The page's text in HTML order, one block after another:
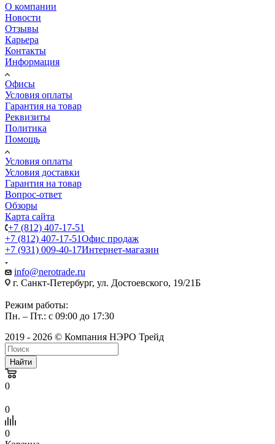
О компании
Новости
Отзывы
Карьера
Контакты
Информация
Офисы
Условия оплаты
Гарантия на товар
Реквизиты
Политика
Помощь
Условия оплаты
Условия доставки
Гарантия на товар
Вопрос-ответ
Обзоры
Карта сайта
+7 (812) 407-17-51
+7 (812) 407-17-51Офис продаж
+7 (931) 009-40-17Интернет-магазин
info@nerotrade.ru
г. Санкт-Петербург, ул. Достоевского, 19/21Б
Режим работы:
Пн. – Пт.: с 09:00 до 17:30
2019 - 2026 © Компания НЭРО Трейд
Найти
0
0
0